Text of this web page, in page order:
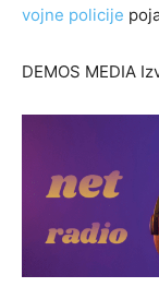
vojne policije
DEMOS MEDIA